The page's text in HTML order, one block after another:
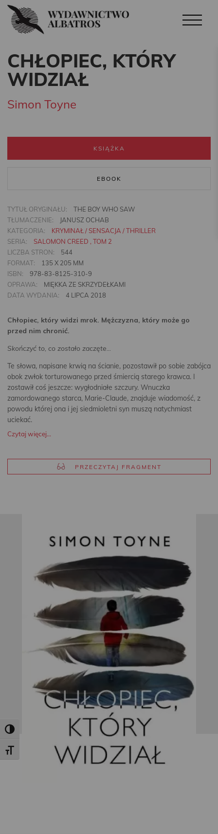
Toggle High Contrast
Toggle Font size
CHŁOPIEC, KTÓRY
WIDZIAŁ
Simon Toyne
KSIĄŻKA
EBOOK
TYTUŁ ORYGINAŁU:
THE BOY WHO SAW
TŁUMACZENIE:
JANUSZ OCHAB
KATEGORIA:
KRYMINAŁ / SENSACJA / THRILLER
SERIA:
SALOMON CREED , TOM 2
LICZBA STRON:
544
FORMAT:
135 X 205 MM
ISBN:
978-83-8125-310-9
OPRAWA:
MIĘKKA ZE SKRZYDEŁKAMI
DATA WYDANIA:
4 LIPCA 2018
Chłopiec, który widzi mrok. Mężczyzna, który może go
przed nim chronić.
Skończyć to, co zostało zaczęte...
Te słowa, napisane krwią na ścianie, pozostawił po sobie zabójca
obok zwłok torturowanego przed śmiercią starego krawca. I
zostawił coś jeszcze: wygłodniałe szczury. Wnuczka
zamordowanego starca, Marie-Claude, znajduje wiadomość, z
powodu której ona i jej siedmioletni syn muszą natychmiast
uciekać.
Czytaj więcej...
PRZECZYTAJ FRAGMENT